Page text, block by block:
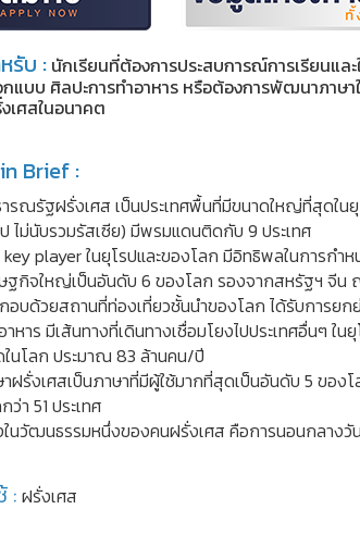
รับ : นักเรียนที่ต้องการประสบการณ์การเรียนแล
กแบบ ศิลปะการทำอาหาร หรือต้องการพัฒนาภาษ
เศสในอนาคต
Brief :
รณรัฐฝรั่งเศส เป็นประเทศพื้นที่มีขนาดใหญ่ที่สุดใ
ไม่นับรวมรัสเซีย) มีพรมแดนติดกับ 9 ประเทศ
key player ในยุโรปและของโลก มีอิทธิพลในการกำห
ฐกิจใหญ่เป็นอันดับ 6 ของโลก รองจากสหรัฐฯ จีน
อบด้วยสถานที่ท่องเที่ยวชั้นนำของโลก ได้รับการย
าหาร มีเส้นทางที่เดินทางเชื่อมโยงไปประเทศอื่นๆ ใ
นโลก ประมาณ 83 ล้านคน/ปี
ฝรั่งเศสเป็นภาษาที่มีผู้ใช้มากที่สุดเป็นอันดับ 5 ของ
ว่า 51 ประเทศ
นวัฒนธรรมหนึ่งของคนฝรั่งเศส คือการนอนกลางวัน
: ฝรั่งเศส